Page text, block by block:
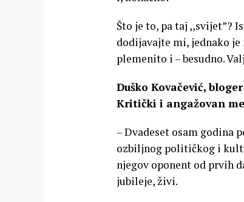
Što je to, pa taj ,,svijet”?
dodijavajte mi, jednako je
plemenito i – besudno.
Duško Kovačević, bloger
Kritički i angažovan
– Dvadeset osam godina
ozbiljnog političkog i
njegov oponent od prvih
jubileje, živi.